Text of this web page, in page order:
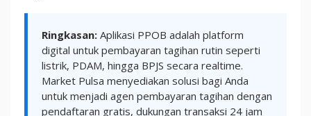
Ringkasan: Aplikasi PPOB adalah platform
digital untuk pembayaran tagihan rutin seperti
listrik, PDAM, hingga BPJS secara realtime.
Market Pulsa menyediakan solusi bagi Anda
untuk menjadi agen pembayaran tagihan dengan
pendaftaran gratis, dukungan transaksi 24 jam